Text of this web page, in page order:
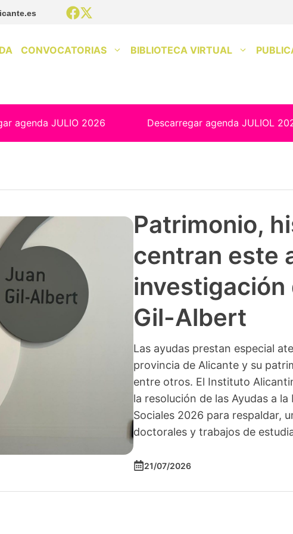
CONVOCATORIAS BIBLIOTECA VIRTUAL
agenda JULIO 2026 Descarregar agenda JULIOL
Patrimonio,
centran este
Gil-Albert
Las ayudas prestan especial
provincia de Alicante y su
entre otros. El Instituto
la resolución de las Ayudas a
Sociales 2026 para respaldar,
doctorales y trabajos de
21/07/2026